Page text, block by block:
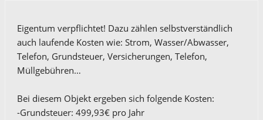
Eigentum verpflichtet! Dazu zählen selbstverständlich
auch laufende Kosten wie: Strom, Wasser/Abwasser,
Telefon, Grundsteuer, Versicherungen, Telefon,
Müllgebühren…
Bei diesem Objekt ergeben sich folgende Kosten:
-Grundsteuer: 499,93€ pro Jahr